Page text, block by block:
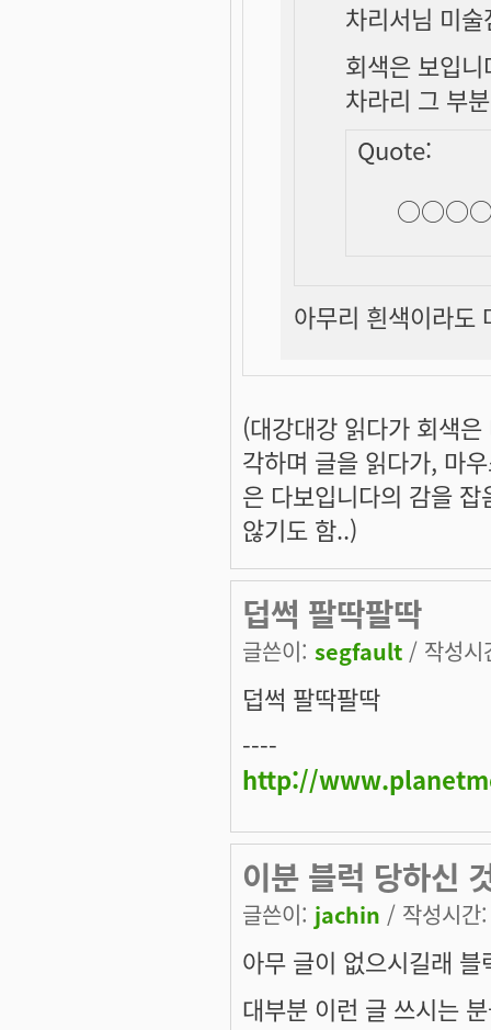
차리서님 미
회색은 보입니
차라리 그 부
Quote:
아무리 흰색이라도
(대강대강 읽다가 회색은
각하며 글을 읽다가, 마
은 다보입니다의 감을
않기도 함..)
덥썩 팔딱팔딱
글쓴이: segfault / 작성
덥썩 팔딱팔딱
----
http://
이분 블럭 당하신
글쓴이: jachin / 작성시
아무 글이 없으시길래
대부분 이런 글 쓰시는